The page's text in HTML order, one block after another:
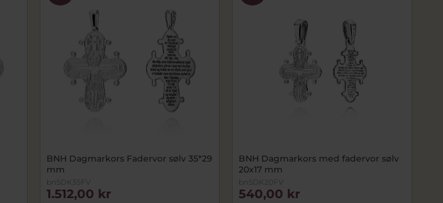
BNH Dagmarkors Fadervor sølv 35*29
mm
bnSDK35FV
1.512,00 kr
BNH Dagmarkors med fadervor sølv
20x17 mm
bnSDK20FV
540,00 kr